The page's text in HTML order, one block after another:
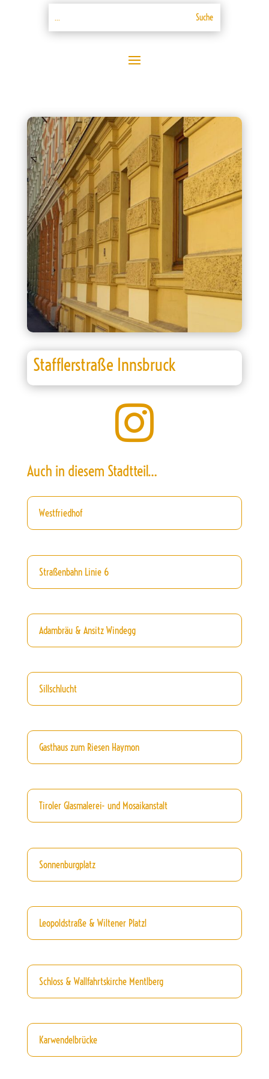
Stafflerstraße Innsbruck

Auch in diesem Stadtteil…
Westfriedhof
Straßenbahn Linie 6
Adambräu & Ansitz Windegg
Sillschlucht
Gasthaus zum Riesen Haymon
Tiroler Glasmalerei- und Mosaikanstalt
Sonnenburgplatz
Leopoldstraße & Wiltener Platzl
Schloss & Wallfahrtskirche Mentlberg
Karwendelbrücke